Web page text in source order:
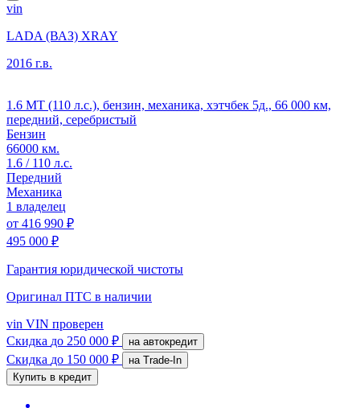
vin
LADA (ВАЗ) XRAY
2016 г.в.
1.6 MT (110 л.с.), бензин, механика, хэтчбек 5д., 66 000 км,
передний, серебристый
Бензин
66000 км.
1.6 / 110 л.с.
Передний
Механика
1 владелец
от 416 990 ₽
495 000 ₽
Гарантия юридической чистоты
Оригинал ПТС в наличии
vin VIN проверен
Скидка до 250 000 ₽ на автокредит
Скидка до 150 000 ₽
на Trade-In
Купить в кредит